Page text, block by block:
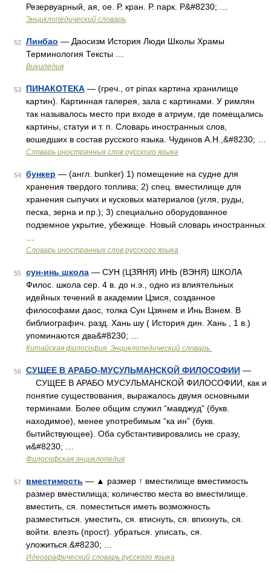
Резервуарный, ая, ое. Р. кран. Р. парк. Р&#8230; …
Энциклопедический словарь
52 Линбао — Даосизм История Люди Школы Храмы
Терминология Тексты …
Википедия
53 ПИНАКОТЕКА — (греч., от pinax картина хранилище
картин). Картинная галерея, зала с картинами. У римлян
так называлось место при входе в атриум, где помещались
картины, статуи и т. п. Словарь иностранных слов,
вошедших в состав русского языка. Чудинов А.Н.,&#8230; …
Словарь иностранных слов русского языка
54 бункер — (англ. bunker) 1) помещение на судне для
хранения твердого топлива; 2) спец. вместилище для
хранения сыпучих и кусковых материалов (угля, руды,
песка, зерна и пр.); 3) специально оборудованное
подземное укрытие, убежище. Новый словарь иностранных
Словарь иностранных слов русского языка
55 сун-инь школа — СУН (ЦЗЯНЯ) ИНЬ (ВЭНЯ) ШКОЛА
Филос. школа сер. 4 в. до н.э., одно из влиятельных
идейных течений в академии Цзися, созданное
философами даос, толка Сун Цзянем и Инь Вэнем. В
библиографич. разд. Хань шу ( История дин. Хань , 1 в.)
упоминаются два&#8230; …
Китайская философия. Энциклопедический словарь.
56 СУЩЕЕ В АРАБО-МУСУЛЬМАНСКОЙ ФИЛОСОФИИ —
СУЩЕЕ В АРАБО МУСУЛЬМАНСКОЙ ФИЛОСОФИИ, как и
понятие существования, выражалось двумя основными
терминами. Более общим служил “мавджуд” (букв.
находимое), менее употребимым “ка ин” (букв.
бытийствующее). Оба субстантивировались не сразу,
и&#8230; …
Философская энциклопедия
57 вместимость — ▲ размер ↑ вместилище вместимость
размер вместилища; количество места во вместилище.
вместить, ся. поместиться иметь возможность
разместиться. уместить, ся. втиснуть, ся. впихнуть, ся.
войти. влезть (прост). убраться. уписать, ся.
уложиться.&#8230; …
Идеографический словарь русского языка